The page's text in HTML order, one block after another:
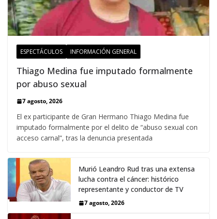
ESPECTÁCULOS INFORMACIÓN GENERAL
Thiago Medina fue imputado formalmente
por abuso sexual
7 agosto, 2026
El ex participante de Gran Hermano Thiago Medina fue
imputado formalmente por el delito de “abuso sexual con
acceso carnal”, tras la denuncia presentada
Murió Leandro Rud tras una extensa
lucha contra el cáncer: histórico
representante y conductor de TV
7 agosto, 2026